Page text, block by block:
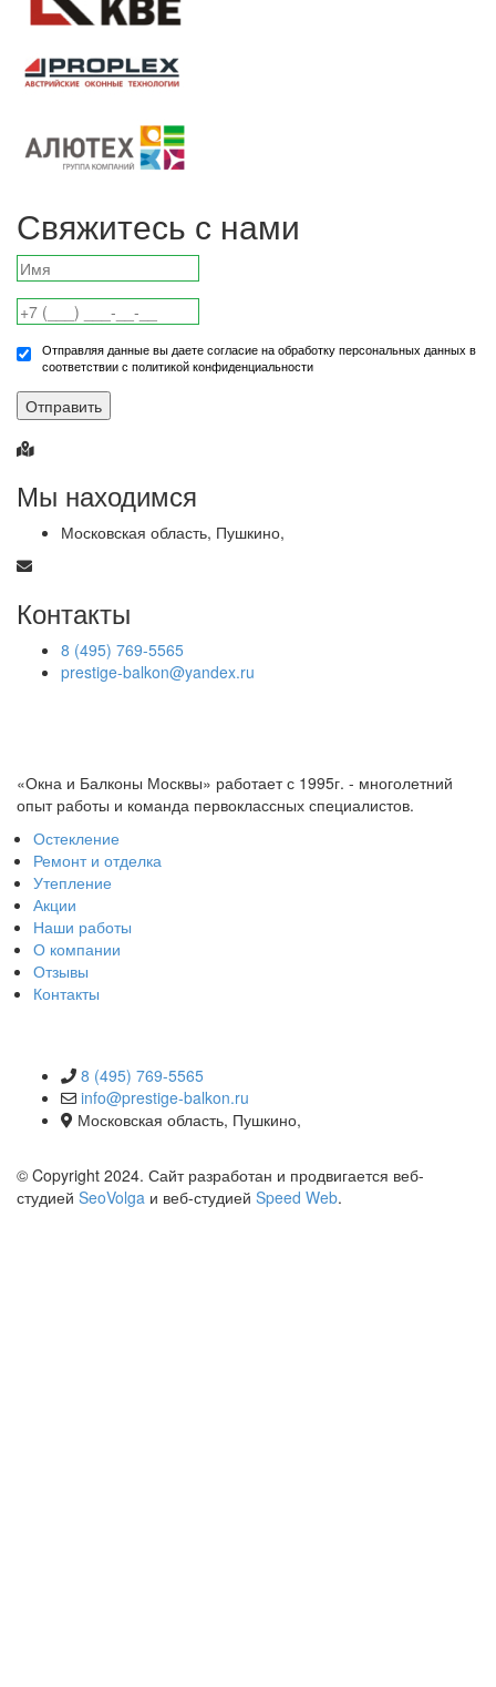
Свяжитесь с нами
Отправляя данные вы даете согласие на обработку персональных данных в
соответствии с политикой конфиденциальности
Отправить
Мы находимся
Московская область, Пушкино,
Контакты
8 (495) 769-5565
prestige-balkon@yandex.ru
«Окна и Балконы Москвы» работает с 1995г. - многолетний
опыт работы и команда первоклассных специалистов.
Остекление
Ремонт и отделка
Утепление
Акции
Наши работы
О компании
Отзывы
Контакты
8 (495) 769-5565
info@prestige-balkon.ru
Московская область, Пушкино,
© Copyright 2024. Сайт разработан и продвигается веб-
студией SeoVolga и веб-студией Speed Web.